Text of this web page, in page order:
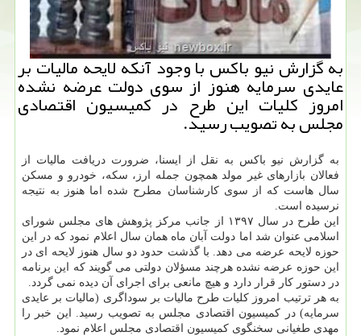
به گزارش نیو باكس با وجود آنكه لایحه مالیات بر
عایدی سرمایه هنوز از سوی دولت عرضه نشده
امروز كلیات این طرح در كمیسیون اقتصادی
مجلس به تصویب رسید.
به گزارش نیو باکس به نقل از ایسنا، ضرورت دریافت مالیات از
فعالان بازارهای غیر مولد همچون جمله ارز، سکه، خودرو و مسکن
سال هاست که از سوی کارشناسان مطرح شده اما هنوز به نتیجه
نرسیده است.
این طرح در سال ۱۳۹۷ از جانب مرکز پژوهش های مجلس شورای
اسلامی عنوان شد اما دولت آبان ماه همان سال اعلام نمود که در این
حوزه لایحه عرضه می دهد. با گذشت حدود دو سال هنوز لایحه ای در
این حوزه عرضه نشده هرچند مسؤلان دولتی می گویند که این برنامه
در دستور کار قرار دارد و هیچ مانعی برای اجرای آن دیده نمی گردد.
به هر ترتیب امروز کلیات طرح مالیات بر سوداگری (مالیات بر عایدی
سرمایه) در کمیسیون اقتصادی مجلس به تصویب رسید. این خبر را
مهدی طغیانی سخنگوی کمیسیون اقتصادی مجلس اعلام نمود.